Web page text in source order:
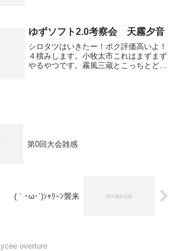
由貴、...
ゆずソフト2.0考察会 天霧夕音
シロタツはいきたー！ボク評価高いよ！
４積みします。小牧太市これはまずまず
やるやつです。霧風三蔵とこっちとどっ
第0回大会雑感
(｀･ω･´)ｼｬﾘｰﾝ襲来
Lycee overture